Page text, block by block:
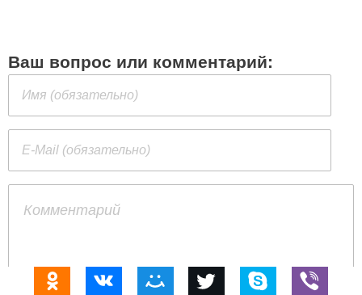
Ваш вопрос или комментарий: